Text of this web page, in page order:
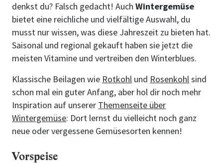
denkst du? Falsch gedacht! Auch Wintergemüse
bietet eine reichliche und vielfältige Auswahl, du
musst nur wissen, was diese Jahreszeit zu bieten hat.
Saisonal und regional gekauft haben sie jetzt die
meisten Vitamine und vertreiben den Winterblues.
Klassische Beilagen wie Rotkohl und Rosenkohlsind
schon mal ein guter Anfang, aber hol dir noch mehr
Inspiration auf unserer Themenseite über
Wintergemüse: Dort lernst du vielleicht noch ganz
neue oder vergessene Gemüsesorten kennen!
Vorspeise